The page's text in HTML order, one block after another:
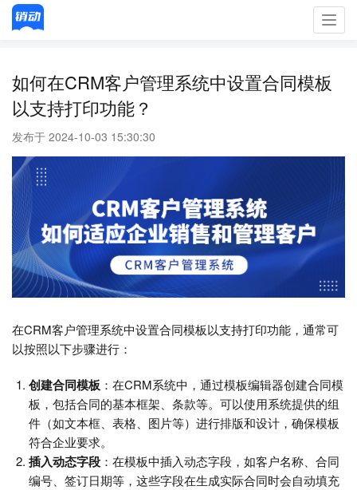
如何在CRM客户管理系统中设置合同模板
以支持打印功能？
发布于 2024-10-03 15:30:30
在CRM客户管理系统中设置合同模板以支持打印功能，通常可
以按照以下步骤进行：
创建合同模板 ：在CRM系统中，通过模板编辑器创建合同模
板，包括合同的基本框架、条款等。可以使用系统提供的组
件（如文本框、表格、图片等）进行排版和设计，确保模板
符合企业要求。
插入动态字段 ：在模板中插入动态字段，如客户名称、合同
编号、签订日期等，这些字段在生成实际合同时会自动填充